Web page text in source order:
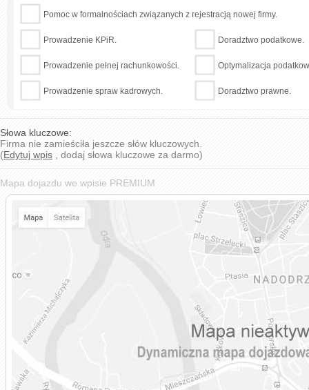
Pomoc w formalnościach związanych z rejestracją nowej firmy.
Prowadzenie KPiR. Doradztwo podatkowe.
Prowadzenie pełnej rachunkowości. Optymalizacja
Prowadzenie spraw kadrowych. Doradztwo prawne.
Słowa kluczowe:
Firma nie zamieściła jeszcze słów kluczowych.
(Edytuj wpis , dodaj słowa kluczowe za darmo)
Mapa dojazdu we wpisie PREMIUM